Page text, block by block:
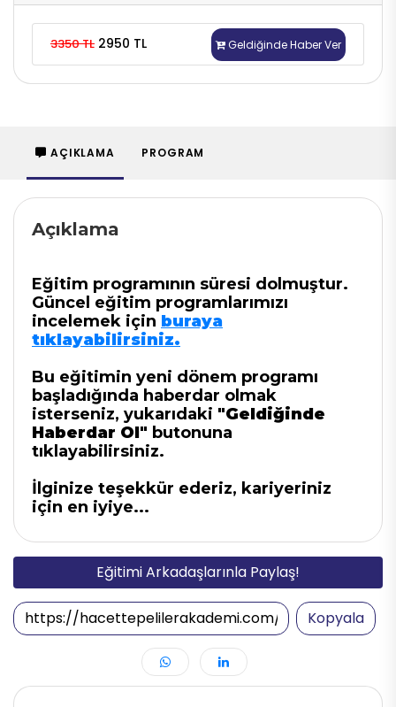
3350 TL 2950 TL Geldiğinde Haber Ver
AÇIKLAMA PROGRAM
Açıklama
Eğitim programının süresi dolmuştur.
Güncel eğitim programlarımızı
incelemek için buraya
tıklayabilirsiniz.
Bu eğitimin yeni dönem programı
başladığında haberdar olmak
isterseniz, yukarıdaki "Geldiğinde
Haberdar Ol" butonuna
tıklayabilirsiniz.
İlginize teşekkür ederiz, kariyeriniz
için en iyiye...
Eğitimi Arkadaşlarınla Paylaş!
Kopyala